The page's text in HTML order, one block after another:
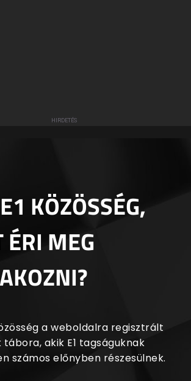
KÖZÖSSÉG,
MEG
a weboldalra regisztrált
akik E1 tagságuknak
számos előnyben részesülnek.